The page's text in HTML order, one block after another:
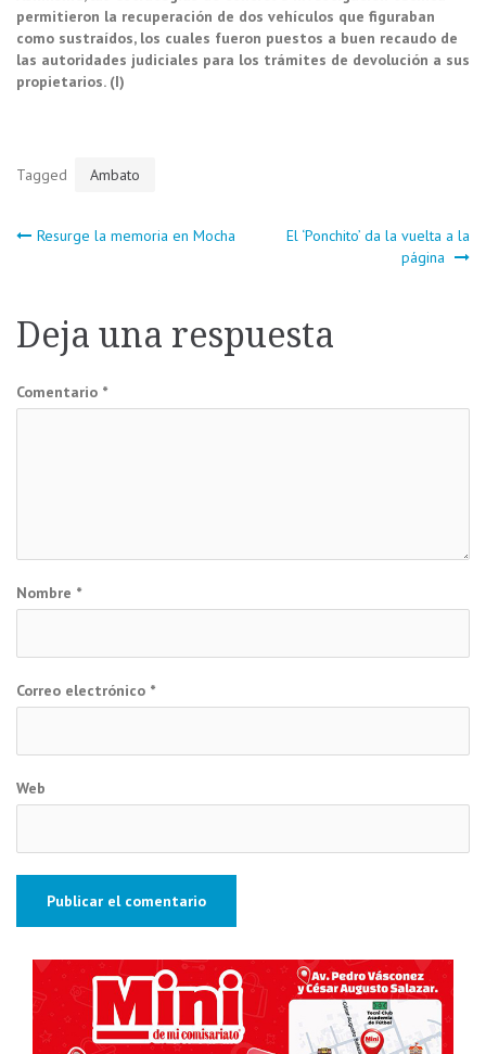
permitieron la recuperación de dos vehículos que figuraban
como sustraídos, los cuales fueron puestos a buen recaudo de
las autoridades judiciales para los trámites de devolución a sus
propietarios. (I)
Tagged Ambato
Navegación
entradas
Resurge la memoria en Mocha
El ‘Ponchito’ da la vuelta a la
página
Deja una respuesta
Comentario *
Nombre *
Correo electrónico *
Web